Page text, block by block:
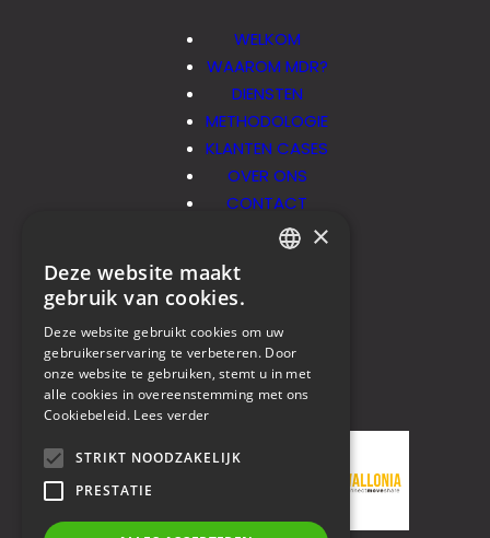
WELKOM
WAAROM MDR?
DIENSTEN
METHODOLOGIE
KLANTEN CASES
OVER ONS
CONTACT
NL
FR
LID VAN
×
Deze website maakt
gebruik van cookies.
Deze website gebruikt cookies om uw
gebruikerservaring te verbeteren. Door
onze website te gebruiken, stemt u in met
alle cookies in overeenstemming met ons
Cookiebeleid. Lees verder
STRIKT NOODZAKELIJK
PRESTATIE